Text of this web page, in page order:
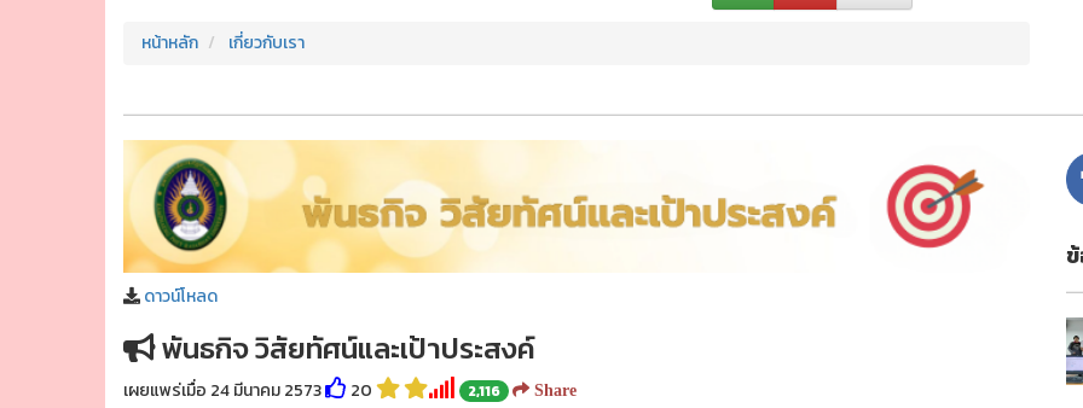
หน้าหลัก เกี่ยวกับเรา
ดาวน์โหลด
พันธกิจ วิสัยทัศน์และเป้าประสงค์
เผยแพร่เมื่อ 24 มีนาคม 2573 20 2,116 Share